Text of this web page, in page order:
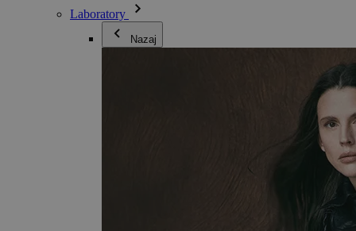
Laboratory
Nazaj